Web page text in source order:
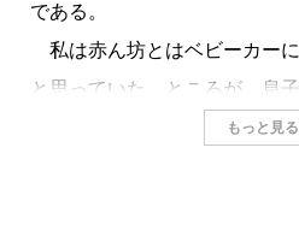
である。
私は赤ん坊とはベビーカー
と思っていた。ところが、息
10秒ももたずにむつかった。
もっと見る